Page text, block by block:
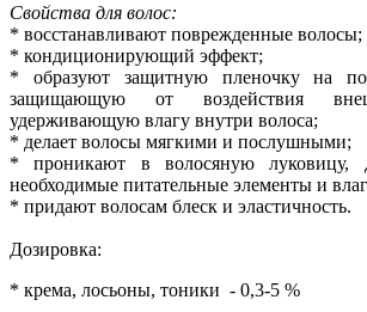
Свойства для волос:
* восстанавливают поврежденные волосы;
* кондиционирующий эффект;
* образуют защитную пленочку на
защищающую от воздействия
удерживающую влагу внутри волоса;
* делает волосы мягкими и послушными;
* проникают в волосяную луковицу,
необходимые питательные элементы и
* придают волосам блеск и эластичность.
Дозировка:
* крема, лосьоны, тоники - 0,3-5 %